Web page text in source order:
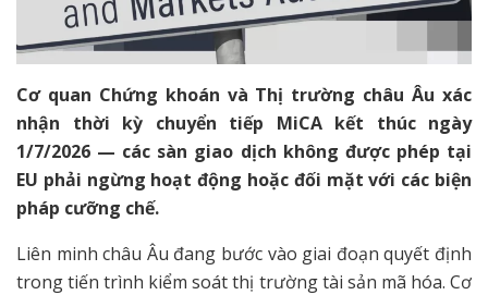
Cơ quan Chứng khoán và Thị trường châu Âu xác
nhận thời kỳ chuyển tiếp MiCA kết thúc ngày
1/7/2026 — các sàn giao dịch không được phép tại
EU phải ngừng hoạt động hoặc đối mặt với các biện
pháp cưỡng chế.
Liên minh châu Âu đang bước vào giai đoạn quyết định
trong tiến trình kiểm soát thị trường tài sản mã hóa. Cơ